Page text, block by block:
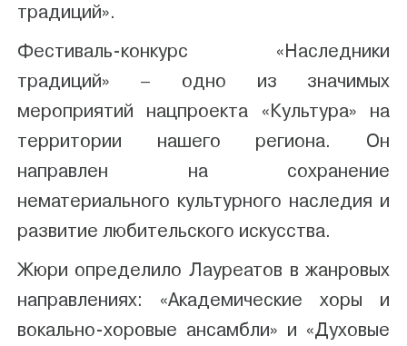
традиций».
Фестиваль-конкурс «Наследники
традиций» – одно из значимых
мероприятий нацпроекта «Культура» на
территории нашего региона. Он
направлен на сохранение
нематериального культурного наследия и
развитие любительского искусства.
Жюри определило Лауреатов в жанровых
направлениях: «Академические хоры и
вокально-хоровые ансамбли» и «Духовые